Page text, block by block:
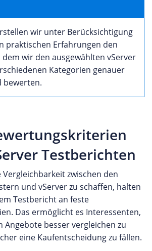
wir unter Berücksichtigung
praktischen Erfahrungen den
wir den ausgewählten vServer
Kategorien genauer
bewerten.
Testberichten
zwischen den
und vServer zu schaffen, halten
Testbericht an feste
Das ermöglicht es Interessenten,
Angebote besser vergleichen zu
eine Kaufentscheidung zu fällen.